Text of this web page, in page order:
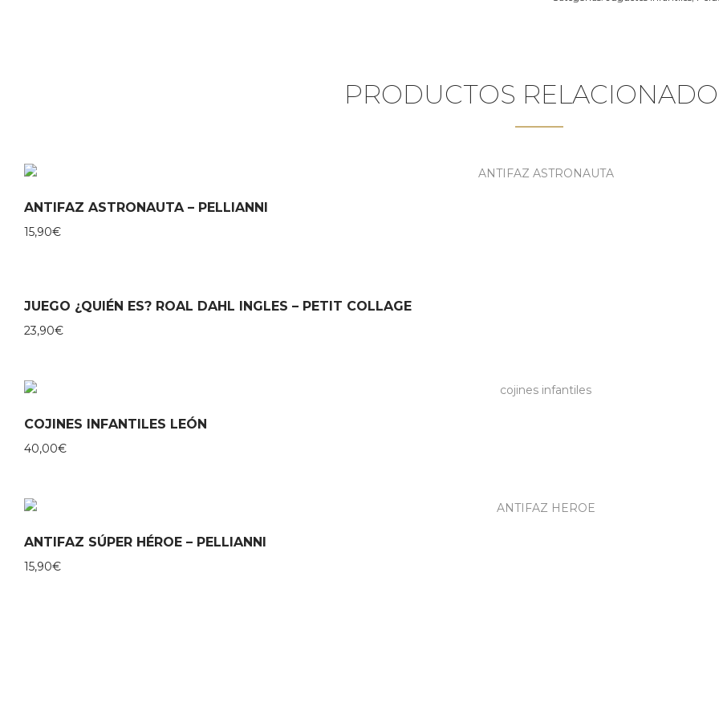
PRODUCTOS
ANTIFAZ ASTRONAUTA – PELLIANNI
15,90€
JUEGO ¿QUIÉN ES? ROAL DAHL INGLES – PETIT COLLAGE
23,90€
COJINES INFANTILES LEÓN
40,00€
ANTIFAZ SÚPER HÉROE – PELLIANNI
15,90€